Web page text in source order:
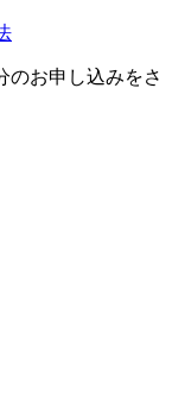
のお申し込みをさ